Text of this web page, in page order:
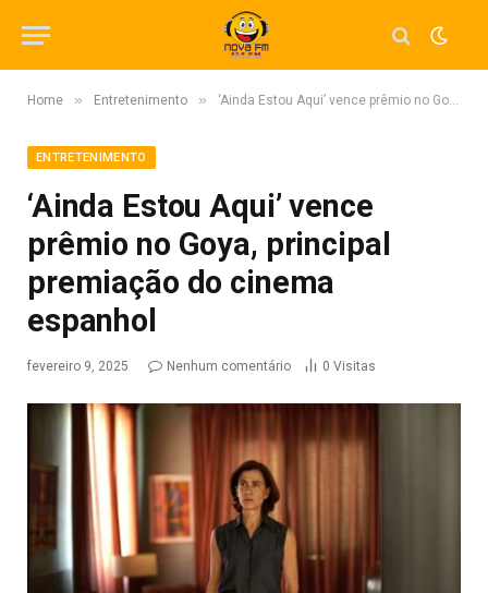
Home » Entretenimento » ‘Ainda Estou Aqui’ vence prêmio no Goya, principal premiação do cinema espanhol
ENTRETENIMENTO
‘Ainda Estou Aqui’ vence
prêmio no Goya, principal
premiação do cinema
espanhol
fevereiro 9, 2025 Nenhum comentário 0 Visitas